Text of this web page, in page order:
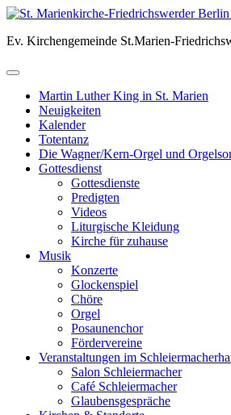
Skip
content
Ev. Kirchengemeinde St.Marien-
Martin Luther King in St. Marien
Neuigkeiten
Kalender
Totentanz
Die Wagner/Kern-Orgel und
Gottesdienst
Gottesdienste
Predigten
Videos
Liturgische Kleidung
Kirche für zuhause
Musik
Konzerte
Glockenspiel
Chöre
Orgel
Posaunenchor
Fördervereine
Veranstaltungen im
Salon Schleiermacher
Café Schleiermacher
Glaubensgespräche